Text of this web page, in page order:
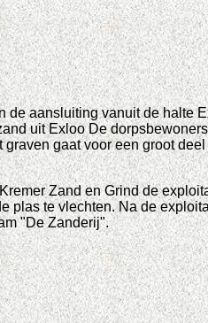
aansluiting vanuit de halte
uit Exloo De
gaat voor een groot
Zand en Grind de
plas te vlechten. Na de
"De Zanderij".